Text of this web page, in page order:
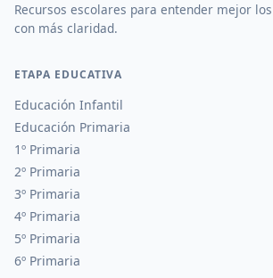
Recursos escolares para entender mejor
con más claridad.
ETAPA EDUCATIVA
Educación Infantil
Educación Primaria
1º Primaria
2º Primaria
3º Primaria
4º Primaria
5º Primaria
6º Primaria